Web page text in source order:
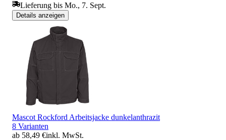
Lieferung bis Mo., 7. Sept.
Details anzeigen
Mascot Rockford Arbeitsjacke dunkelanthrazit
8 Varianten
ab 58,49 €inkl. MwSt.